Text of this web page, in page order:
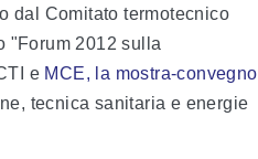
dal Comitato termotecnico
"Forum 2012 sulla
e MCE, la mostra-convegno
tecnica sanitaria e energie